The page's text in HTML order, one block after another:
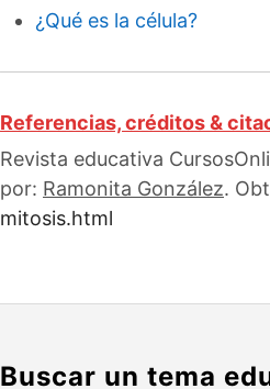
¿Qué es la célula?
Referencias, créditos &
Revista educativa
por: Ramonita González.
mitosis.html
Buscar un tema